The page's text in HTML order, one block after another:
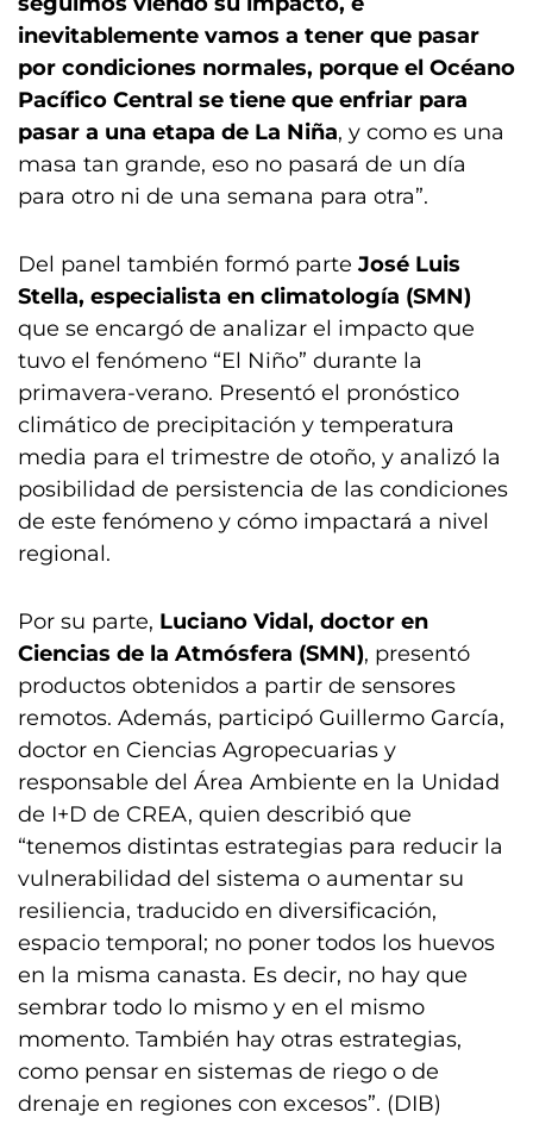
inevitablemente vamos a tener que pasar
por condiciones normales, porque el Océano
Pacífico Central se tiene que enfriar para
pasar a una etapa de La Niña, y como es una
masa tan grande, eso no pasará de un día
para otro ni de una semana para otra”.
Del panel también formó parte José Luis
Stella, especialista en climatología (SMN)
que se encargó de analizar el impacto que
tuvo el fenómeno “El Niño” durante la
primavera-verano. Presentó el pronóstico
climático de precipitación y temperatura
media para el trimestre de otoño, y analizó la
posibilidad de persistencia de las condiciones
de este fenómeno y cómo impactará a nivel
regional.
Por su parte, Luciano Vidal, doctor en
Ciencias de la Atmósfera (SMN), presentó
productos obtenidos a partir de sensores
remotos. Además, participó Guillermo García,
doctor en Ciencias Agropecuarias y
responsable del Área Ambiente en la Unidad
de I+D de CREA, quien describió que
“tenemos distintas estrategias para reducir la
vulnerabilidad del sistema o aumentar su
resiliencia, traducido en diversificación,
espacio temporal; no poner todos los huevos
en la misma canasta. Es decir, no hay que
sembrar todo lo mismo y en el mismo
momento. También hay otras estrategias,
como pensar en sistemas de riego o de
drenaje en regiones con excesos”. (DIB)